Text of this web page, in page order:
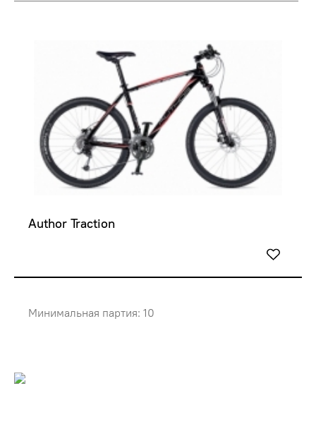
Author Traction
Минимальная партия: 10